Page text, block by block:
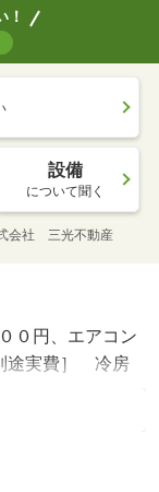
！
設備
について聞く
会社 三光不動産
０円、エアコン
途実費］ 冷房
用バス・ルー
象） 5500円